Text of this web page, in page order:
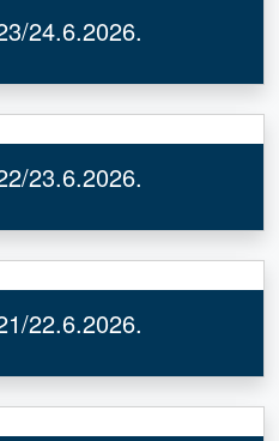
24.6.2026.
23.6.2026.
22.6.2026.